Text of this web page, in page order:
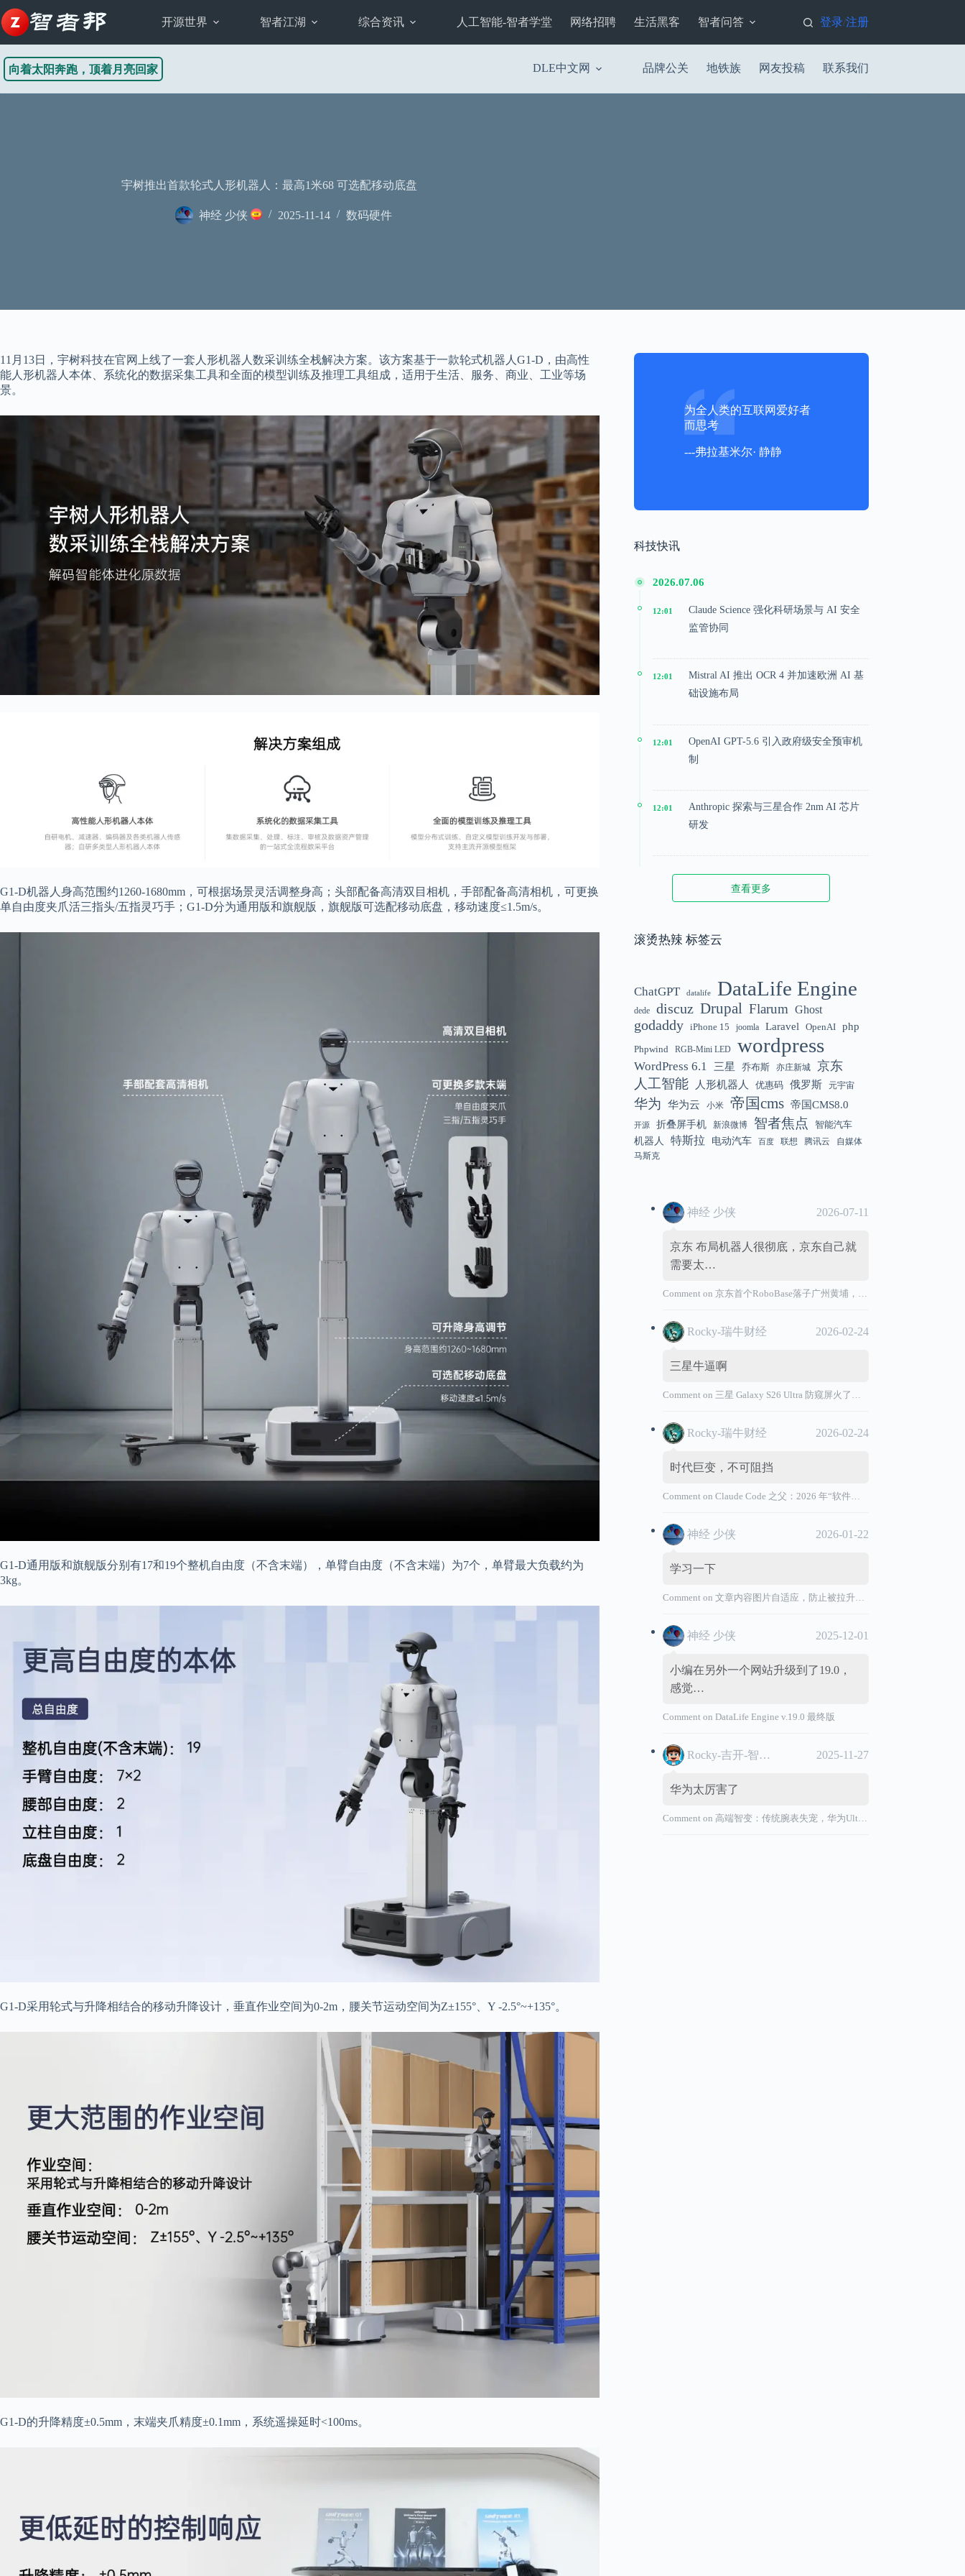
至
内
开源世界 智者江湖 综合资讯 人工智能-智者学堂 网络招聘 生活黑客 智者问答 登录/注册
向着太阳奔跑，顶着月亮回家 DLE中文网 品牌公关 地铁族 网友投稿 联系我们
宇树推出首款轮式人形机器人：最高1米68 可选配移动底盘
神经 少侠 2025-11-14 数码硬件
11月13日，宇树科技在官网上线了一套人形机器人数采训练全栈解决方案。该方案基于一款轮式机器人G1-D，由高性
能人形机器人本体、系统化的数据采集工具和全面的模型训练及推理工具组成，适用于生活、服务、商业、工业等场
景。
G1-D机器人身高范围约1260-1680mm，可根据场景灵活调整身高；头部配备高清双目相机，手部配备高清相机，可更换
单自由度夹爪活三指头/五指灵巧手；G1-D分为通用版和旗舰版，旗舰版可选配移动底盘，移动速度≤1.5m/s。
G1-D通用版和旗舰版分别有17和19个整机自由度（不含末端），单臂自由度（不含末端）为7个，单臂最大负载约为
3kg。
G1-D采用轮式与升降相结合的移动升降设计，垂直作业空间为0-2m，腰关节运动空间为Z±155°、Y -2.5°~+135°。
G1-D的升降精度±0.5mm，末端夹爪精度±0.1mm，系统遥操延时<100ms。
为全人类的互联网爱好者
而思考
---弗拉基米尔· 静静
科技快讯
2026.07.06
12:01
Claude Science 强化科研场景与 AI 安全
监管协同
12:01
Mistral AI 推出 OCR 4 并加速欧洲 AI 基
础设施布局
12:01
OpenAI GPT-5.6 引入政府级安全预审机
制
12:01
Anthropic 探索与三星合作 2nm AI 芯片
研发
12:01
Microsoft 投入 25 亿美元成立 AI 落地实
12:01
Meta 内部模型接近 GPT-5.5 水平，基础
12:01
Gemini 3.5 Flash 强化“AI 操作系统级代
理能力”
12:01
美国解除 Anthropic Fable / Mythos 模型
出口限制
查看更多
滚烫热辣 标签云
ChatGPT datalife DataLife Engine
dede discuz Drupal Flarum Ghost
godaddy iPhone 15 joomla Laravel OpenAI php
Phpwind RGB-Mini LED wordpress
WordPress 6.1 三星 乔布斯 亦庄新城 京东
人工智能 人形机器人 优惠码 俄罗斯 元宇宙
华为 华为云 小米 帝国cms 帝国CMS8.0
开源 折叠屏手机 新浪微博 智者焦点
智能汽车
机器人
特斯拉 电动汽车 百度 联想 腾讯云
自媒体
马斯克
神经 少侠 2026-07-11
京东 布局机器人很彻底，京东自己就
需要太…
Comment on京东首个RoboBase落子广州黄埔，加码机器人产业基础设施布局
Rocky-瑞牛财经 2026-02-24
三星牛逼啊
Comment on 三星 Galaxy S26 Ultra 防窥屏火了，全球核心战略伙伴名单大曝光
Rocky-瑞牛财经 2026-02-24
时代巨变，不可阻挡
Comment onClaude Code 之父：2026 年“软件工程师”退出历史舞台
神经 少侠 2026-01-22
学习一下
Comment on文章内容图片自适应，防止被拉升变形
神经 少侠 2025-12-01
小编在另外一个网站升级到了19.0，
感觉…
Comment onDataLife Engine v.19.0 最终版
Rocky-吉开-智能汽车 2025-11-27
华为太厉害了
Comment on高端智变：传统腕表失宠，华为Ultimate系列“价值超车”